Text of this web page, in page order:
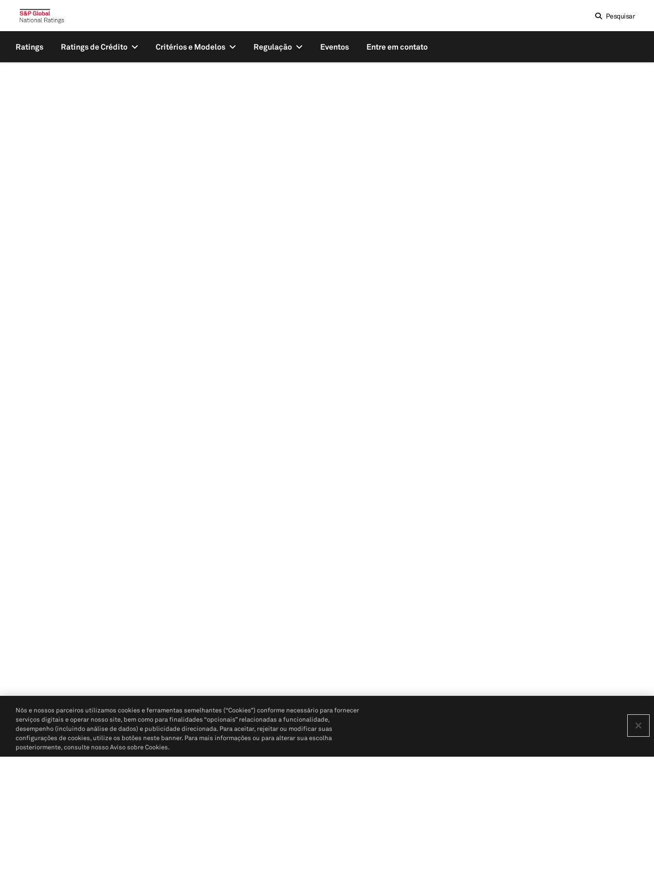
Pesquisar
Ratings Ratings de Crédito Critérios e Modelos Regulação Eventos Entre em contato
Nós e nossos parceiros utilizamos cookies e ferramentas semelhantes (“Cookies”) conforme necessário para fornecer
serviços digitais e operar nosso site, bem como para finalidades “opcionais” relacionadas a funcionalidade,
desempenho (incluindo análise de dados) e publicidade direcionada. Para aceitar, rejeitar ou modificar suas
configurações de cookies, utilize os botões neste banner. Para mais informações ou para alterar sua escolha
posteriormente, consulte nosso Aviso sobre Cookies.